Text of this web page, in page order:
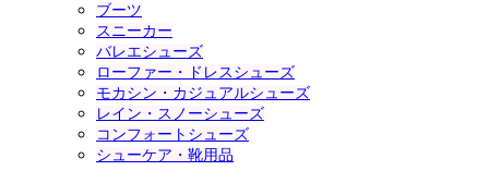
ブーツ
スニーカー
バレエシューズ
ローファー・ドレスシューズ
モカシン・カジュアルシューズ
レイン・スノーシューズ
コンフォートシューズ
シューケア・靴用品